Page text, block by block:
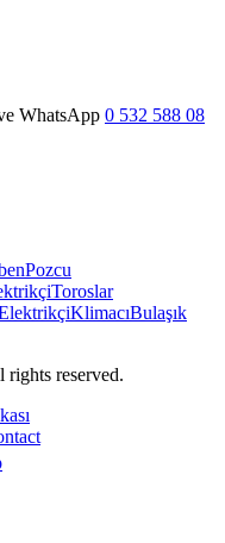
WhatsApp 0 532 588 08
Pozcu
Toroslar
KlimacıBulaşık
rights reserved.